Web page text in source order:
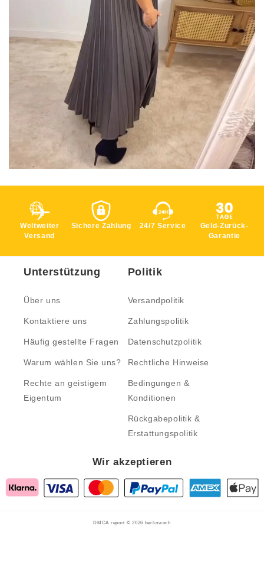
Weltweiter
Versand
Sichere Zahlung 24/7 Service
Geld-Zurück-
Garantie
Unterstützung
Über uns
Kontaktiere uns
Häufig gestellte Fragen
Warum wählen Sie uns?
Rechte an geistigem
Eigentum
Politik
Versandpolitik
Zahlungspolitik
Datenschutzpolitik
Rechtliche Hinweise
Bedingungen &
Konditionen
Rückgabepolitik &
Erstattungspolitik
Wir akzeptieren
DMCA report © 2026 berlinwoch